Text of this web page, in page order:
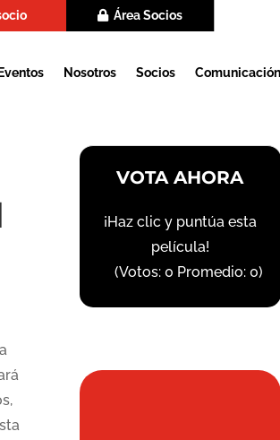
Área Socios
Eventos Nosotros Socios Comunicación
VOTA AHORA
¡Haz clic y puntúa esta
película!
(Votos:0 Promedio:0)